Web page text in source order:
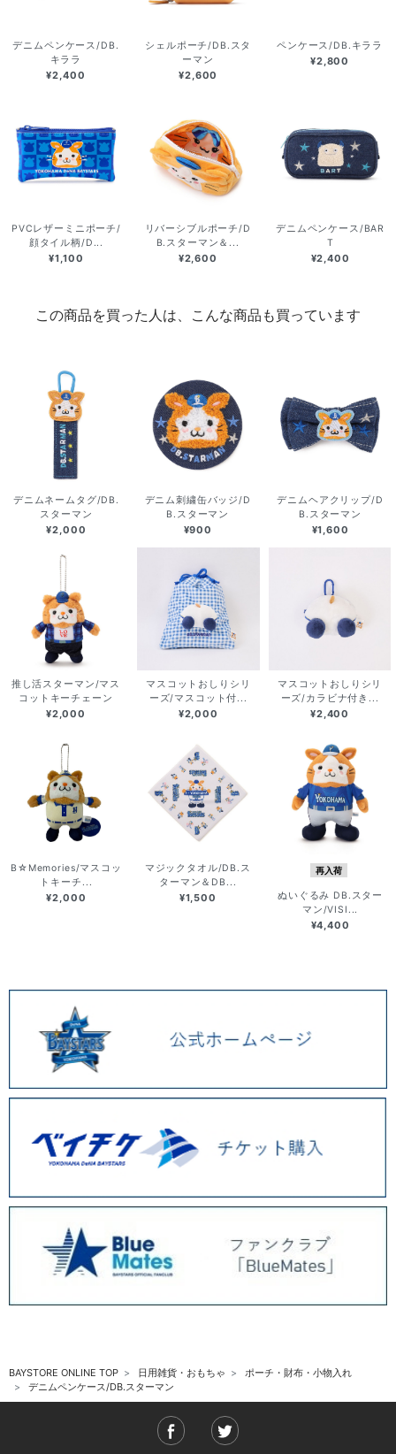
デニムペンケース/DB.
キララ
¥2,400
シェルポーチ/DB.スタ
ーマン
¥2,600
ペンケース/DB.キララ
¥2,800
PVCレザーミニポーチ/
顔タイル柄/D...
¥1,100
リバーシブルポーチ/D
B.スターマン＆...
¥2,600
デニムペンケース/BAR
T
¥2,400
この商品を買った人は、こんな商品も買っています
デニムネームタグ/DB.
スターマン
¥2,000
デニム刺繍缶バッジ/D
B.スターマン
¥900
デニムヘアクリップ/D
B.スターマン
¥1,600
推し活スターマン/マス
コットキーチェーン
¥2,000
マスコットおしりシリ
ーズ/マスコット付...
¥2,000
マスコットおしりシリ
ーズ/カラビナ付き...
¥2,400
B☆Memories/マスコッ
トキーチ...
¥2,000
マジックタオル/DB.ス
ターマン＆DB...
¥1,500
再入荷
ぬいぐるみ DB.スター
マン/VISI...
¥4,400
BAYSTORE ONLINE TOP 日用雑貨・おもちゃ
ポーチ・財布・小物入れ
デニムペンケース/DB.スターマン